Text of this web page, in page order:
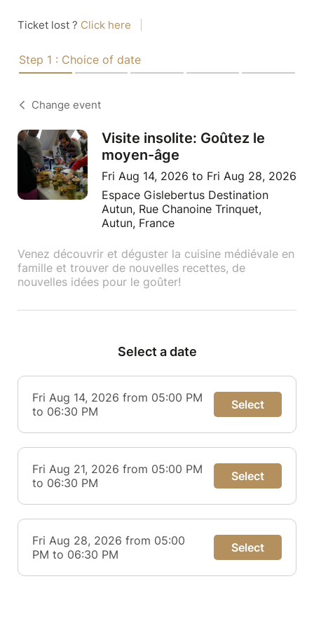
Ticket lost ? Click here
Step 1 : Choice of date
Change event
Visite insolite: Goûtez le
moyen-âge
Fri Aug 14, 2026 to Fri Aug 28, 2026
Espace Gislebertus Destination
Autun, Rue Chanoine Trinquet,
Autun, France
Venez découvrir et déguster la cuisine médiévale en
famille et trouver de nouvelles recettes, de
nouvelles idées pour le goûter!
Select a date
Fri Aug 14, 2026 from 05:00 PM
to 06:30 PM
Select
Fri Aug 21, 2026 from 05:00 PM
to 06:30 PM
Select
Fri Aug 28, 2026 from 05:00
PM to 06:30 PM
Select